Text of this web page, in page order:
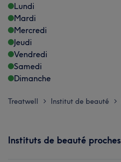
Lundi
Mardi
Mercredi
Jeudi
Vendredi
Samedi
Dimanche
Treatwell > Institut de beauté >
Instituts de beauté proches